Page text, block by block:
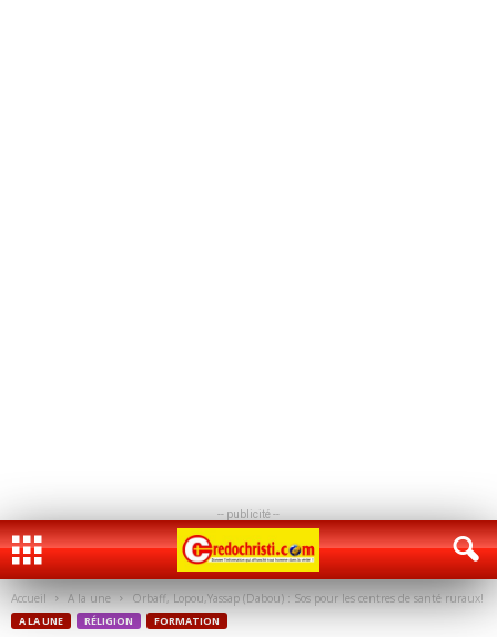
-- publicité --
Accueil A la une Orbaff, Lopou,Yassap (Dabou) : Sos pour les centres de santé ruraux!
A LA UNE RÉLIGION FORMATION